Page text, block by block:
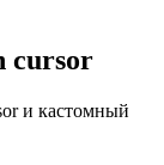
cursor
и кастомный